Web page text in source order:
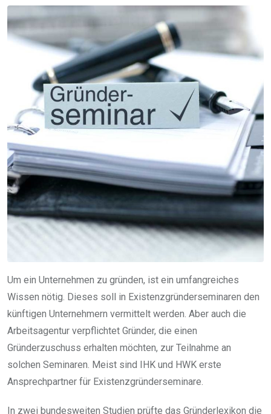
Um ein Unternehmen zu gründen, ist ein umfangreiches
Wissen nötig. Dieses soll in Existenzgründerseminaren den
künftigen Unternehmern vermittelt werden. Aber auch die
Arbeitsagentur verpflichtet Gründer, die einen
Gründerzuschuss erhalten möchten, zur Teilnahme an
solchen Seminaren. Meist sind IHK und HWK erste
Ansprechpartner für Existenzgründerseminare.
In zwei bundesweiten Studien prüfte das Gründerlexikon die